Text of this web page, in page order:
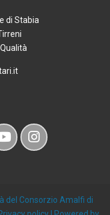
di Stabia
del Consorzio Amalfi di